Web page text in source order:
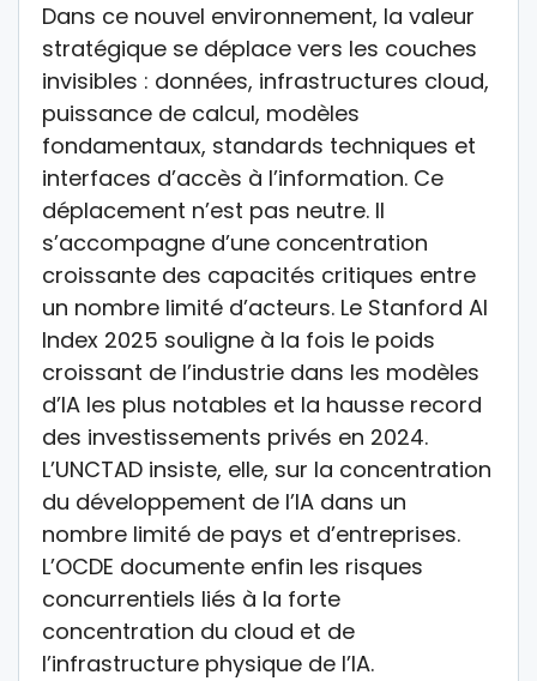
Dans ce nouvel environnement, la valeur
stratégique se déplace vers les couches
invisibles : données, infrastructures cloud,
puissance de calcul, modèles
fondamentaux, standards techniques et
interfaces d’accès à l’information. Ce
déplacement n’est pas neutre. Il
s’accompagne d’une concentration
croissante des capacités critiques entre
un nombre limité d’acteurs. Le Stanford AI
Index 2025 souligne à la fois le poids
croissant de l’industrie dans les modèles
d’IA les plus notables et la hausse record
des investissements privés en 2024.
L’UNCTAD insiste, elle, sur la concentration
du développement de l’IA dans un
nombre limité de pays et d’entreprises.
L’OCDE documente enfin les risques
concurrentiels liés à la forte
concentration du cloud et de
l’infrastructure physique de l’IA.